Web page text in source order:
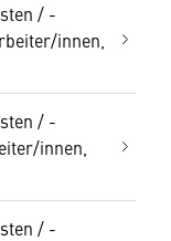
/ -
innen,
/ -
innen,
/ -